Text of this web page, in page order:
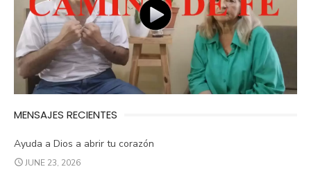
MENSAJES RECIENTES
Ayuda a Dios a abrir tu corazón
JUNE 23, 2026